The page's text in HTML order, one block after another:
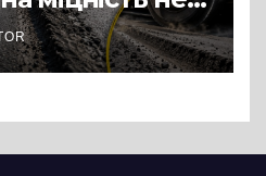
а й дороги